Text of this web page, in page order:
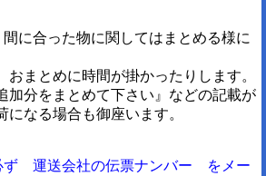
に合った物に関してはまとめる様に
おまとめに時間が掛かったりします。
加分をまとめて下さい』などの記載が
なる場合も御座います。
ず 運送会社の伝票ナンバー をメー